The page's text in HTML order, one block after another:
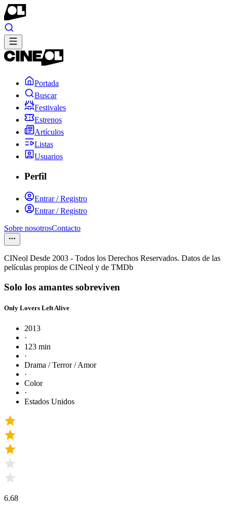
Portada
Buscar
Festivales
Estrenos
Artículos
Listas
Usuarios
Perfil
Entrar / Registro
Entrar / Registro
Sobre nosotrosContacto
CINeol Desde 2003 - Todos los Derechos Reservados. Datos de las
películas propios de CINeol y de TMDb
Solo los amantes sobreviven
Only Lovers Left Alive
2013
·
123 min
·
Drama / Terror / Amor
·
Color
·
Estados Unidos
6.68